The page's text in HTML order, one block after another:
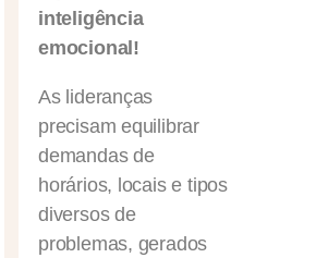
inteligência
emocional!
As lideranças
precisam equilibrar
demandas de
horários, locais e tipos
diversos de
problemas, gerados